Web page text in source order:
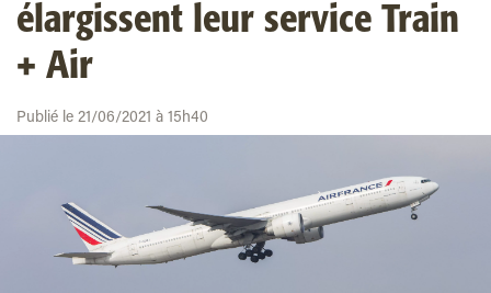
élargissent leur service Train
+ Air
Publié le 21/06/2021 à 15h40